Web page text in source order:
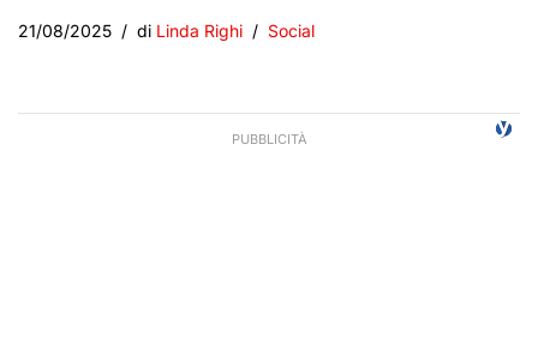
21/08/2025 di Linda Righi Social